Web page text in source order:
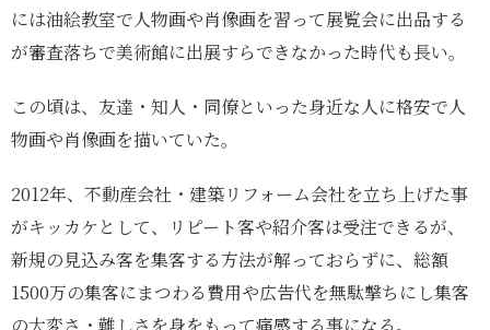
には油絵教室で人物画や肖像画を習って展覧会に出品する
が審査落ちで美術館に出展すらできなかった時代も長い。
この頃は、友達・知人・同僚といった身近な人に格安で人
物画や肖像画を描いていた。
2012年、不動産会社・建築リフォーム会社を立ち上げた事
がキッカケとして、リピート客や紹介客は受注できるが、
新規の見込み客を集客する方法が解っておらずに、総額
1500万の集客にまつわる費用や広告代を無駄撃ちにし集客
の大変さ・難しさを身をもって痛感する事になる。